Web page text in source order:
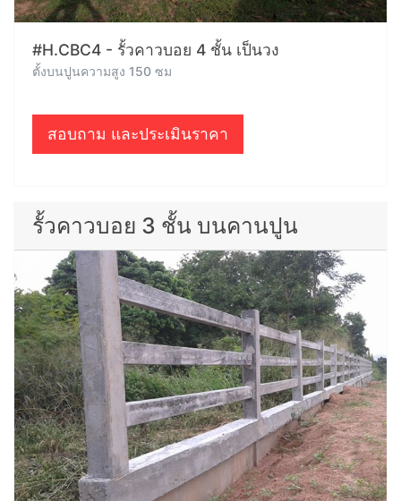
#H.CBC4 - รั้วคาวบอย 4 ชั้น เป็นวง
ตั้งบนปูนความสูง 150 ซม
สอบถาม และประเมินราคา
รั้วคาวบอย 3 ชั้น บนคานปูน